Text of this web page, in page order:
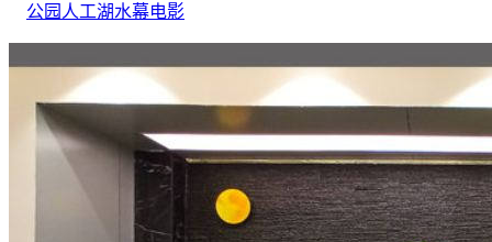
公园人工湖水幕电影